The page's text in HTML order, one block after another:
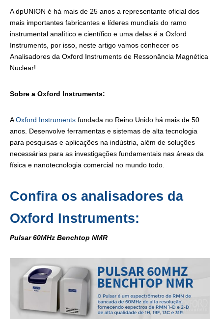
A dpUNION é há mais de 25 anos a representante oficial dos
mais importantes fabricantes e líderes mundiais do ramo
instrumental analítico e científico e uma delas é a Oxford
Instruments, por isso, neste artigo vamos conhecer os
Analisadores da Oxford Instruments de Ressonância Magnética
Nuclear!
Sobre a Oxford Instruments:
AOxford Instruments fundada no Reino Unido há mais de 50
anos. Desenvolve ferramentas e sistemas de alta tecnologia
para pesquisas e aplicações na indústria, além de soluções
necessárias para as investigações fundamentais nas áreas da
física e nanotecnologia comercial no mundo todo.
Confira os analisadores da
Oxford Instruments:
Pulsar 60MHz Benchtop NMR